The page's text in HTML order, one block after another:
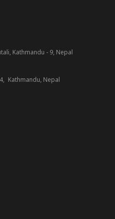
Kathmandu - 9, Nepal
Kathmandu, Nepal